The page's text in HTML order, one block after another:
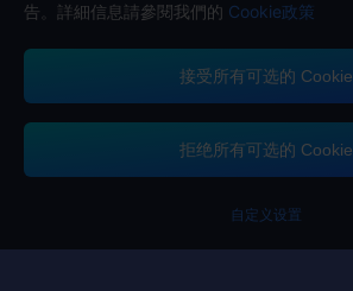
告。詳細信息請參閱我們的 Cookie政策
接受所有可选的 Cookie
拒绝所有可选的 Cookie
自定义设置
Midasbuy支持的付款方式